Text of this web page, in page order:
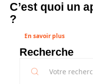
C’est quoi un
?
En savoir plus
Recherche